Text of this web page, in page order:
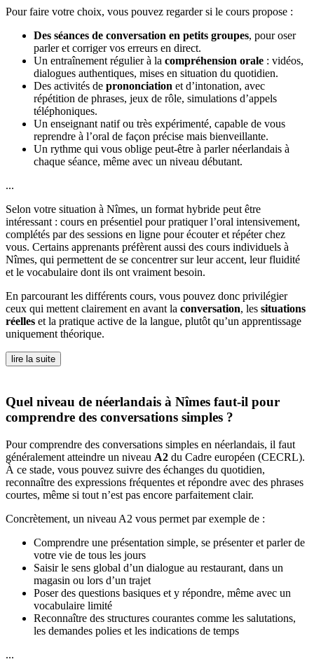
Pour faire votre choix, vous pouvez regarder si le cours propose :
Des séances de conversation en petits groupes, pour oser
parler et corriger vos erreurs en direct.
Un entraînement régulier à la compréhension orale : vidéos,
dialogues authentiques, mises en situation du quotidien.
Des activités de prononciation et d’intonation, avec
répétition de phrases, jeux de rôle, simulations d’appels
téléphoniques.
Un enseignant natif ou très expérimenté, capable de vous
reprendre à l’oral de façon précise mais bienveillante.
Un rythme qui vous oblige peut-être à parler néerlandais à
chaque séance, même avec un niveau débutant.
...
Selon votre situation à Nîmes, un format hybride peut être
intéressant : cours en présentiel pour pratiquer l’oral intensivement,
complétés par des sessions en ligne pour écouter et répéter chez
vous. Certains apprenants préfèrent aussi des cours individuels à
Nîmes, qui permettent de se concentrer sur leur accent, leur fluidité
et le vocabulaire dont ils ont vraiment besoin.
En parcourant les différents cours, vous pouvez donc privilégier
ceux qui mettent clairement en avant la conversation, les situations
réelles et la pratique active de la langue, plutôt qu’un apprentissage
uniquement théorique.
lire la suite
Quel niveau de néerlandais à Nîmes faut-il pour
comprendre des conversations simples ?
Pour comprendre des conversations simples en néerlandais, il faut
généralement atteindre un niveau A2 du Cadre européen (CECRL).
À ce stade, vous pouvez suivre des échanges du quotidien,
reconnaître des expressions fréquentes et répondre avec des phrases
courtes, même si tout n’est pas encore parfaitement clair.
Concrètement, un niveau A2 vous permet par exemple de :
Comprendre une présentation simple, se présenter et parler de
votre vie de tous les jours
Saisir le sens global d’un dialogue au restaurant, dans un
magasin ou lors d’un trajet
Poser des questions basiques et y répondre, même avec un
vocabulaire limité
Reconnaître des structures courantes comme les salutations,
les demandes polies et les indications de temps
...